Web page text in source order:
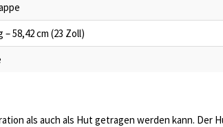
58,42 cm (23 Zoll)
als auch als Hut getragen werden kann. Der